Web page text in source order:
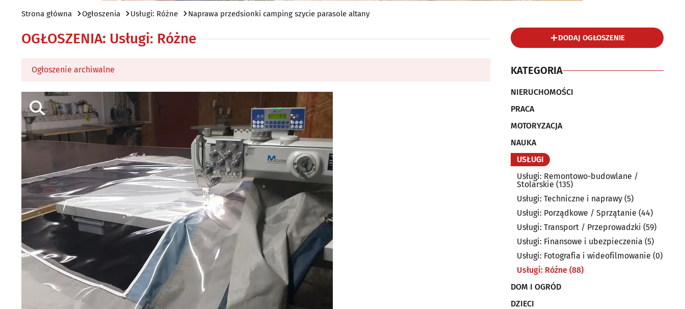
Strona główna Ogłoszenia Usługi: Różne Naprawa przedsionki camping szycie parasole altany
OGŁOSZENIA: Usługi: Różne
Ogłoszenie archiwalne
DODAJ OGŁOSZENIE
KATEGORIA
NIERUCHOMOŚCI
PRACA
MOTORYZACJA
NAUKA
USŁUGI
Usługi: Remontowo-budowlane /
Stolarskie (135)
Usługi: Techniczne i naprawy (5)
Usługi: Porządkowe / Sprzątanie (44)
Usługi: Transport / Przeprowadzki (59)
Usługi: Finansowe i ubezpieczenia (5)
Usługi: Fotografia i wideofilmowanie (0)
Usługi: Różne (88)
DOM I OGRÓD
DZIECI